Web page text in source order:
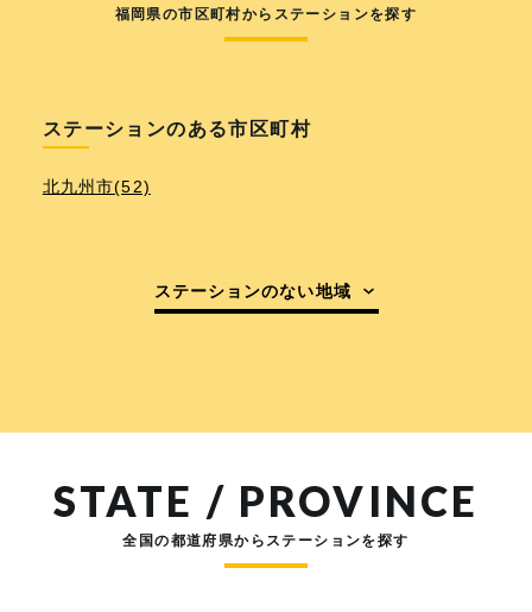
福岡県の市区町村からステーションを探す
ステーションのある市区町村
北九州市(52)
ステーションのない地域
STATE / PROVINCE
全国の都道府県からステーションを探す